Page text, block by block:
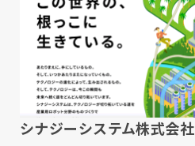
シナジーシステム株式会社